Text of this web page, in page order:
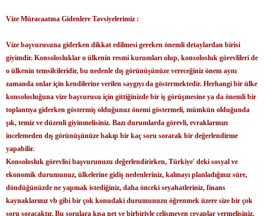
Vize Müracaatına Gidenlere Tavsiyelerimiz :
Vize başvurusuna giderken dikkat edilmesi gereken önemli detaylardan birisi
giyimdir. Konsolosluklar o ülkenin resmi kurumları olup, konsolosluk görevlileri de
o ülkenin temsilcileridir, bu nedenle dış görünüşünüze vereceğiniz önem aynı
zamanda onlar için kendilerine verilen saygıyı da göstermektedir. Herhangi bir ülke
konsolosluğuna vize başvurusu için gittiğinizde bir iş görüşmesine ya da önemli bir
toplantıya giderken göstermiş olduğunuz önemi göstermeli, mümkün olduğunda
şık, temiz ve düzenli giyinmelisiniz. Bazı durumlarda görevli, evraklarınızı
incelemeden dış görünüşünüze bakıp bir kaç soru sorarak bir değerlendirme
yapabilir.
Konsolosluk görevlisi başvurunuzu değerlendirirken, Türkiye' deki sosyal ve
ekonomik durumunuz, ülkelerine gidiş nedenleriniz, kalmayı planladığınız süre,
döndüğünüzde ne yapmak istediğiniz, daha önceki seyahatleriniz, finans
kaynaklarınız vb gibi bir çok konudaki durumunuzu öğrenmek üzere size bir çok
soru soracaktır. Bu sorulara kısa net ve birbiriyle çelişmeyen cevaplar vermelisiniz.